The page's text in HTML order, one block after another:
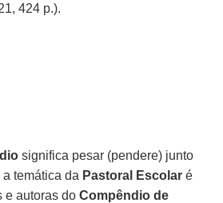
424 p.).
significa pesar (pendere) junto
temática da Pastoral Escolar é
e autoras doCompêndio de